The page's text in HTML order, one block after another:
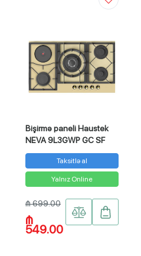
Bişirmə paneli Haustek
NEVA 9L3GWP GC SF
Taksitlə al
Yalnız Online
₼ 699.00
₼
549.00